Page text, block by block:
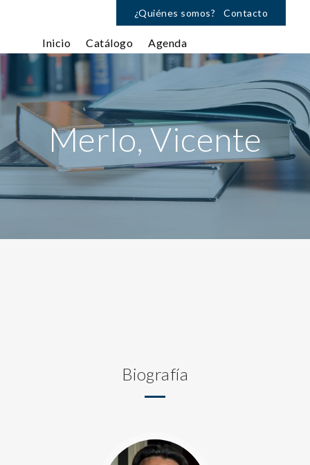
¿Quiénes somos? Contacto
Inicio Catálogo Agenda
Merlo, Vicente
Biografía